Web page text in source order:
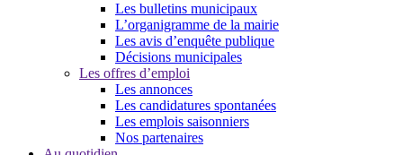
Les bulletins municipaux
L’organigramme de la mairie
Les avis d’enquête publique
Décisions municipales
Les offres d’emploi
Les annonces
Les candidatures spontanées
Les emplois saisonniers
Nos partenaires